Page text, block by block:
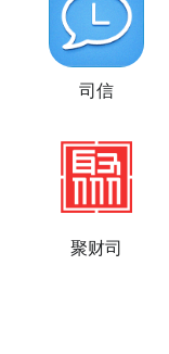
司信
聚财司